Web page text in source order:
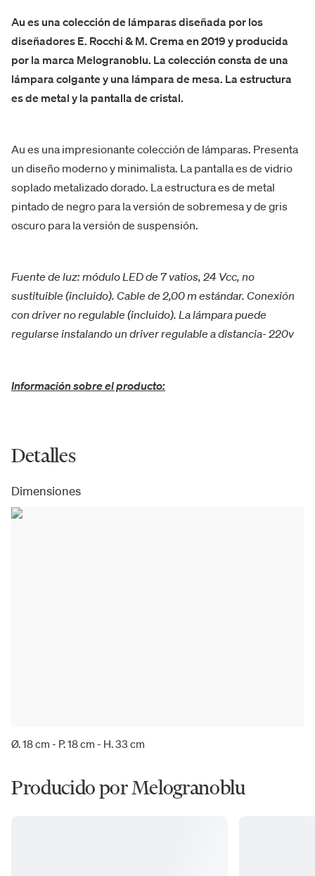
Au es una colección de lámparas diseñada por los
diseñadores E. Rocchi & M. Crema en 2019 y producida
por la marca Melogranoblu. La colección consta de una
lámpara colgante y una lámpara de mesa. La estructura
es de metal y la pantalla de cristal.
Au es una impresionante colección de lámparas. Presenta
un diseño moderno y minimalista. La pantalla es de vidrio
soplado metalizado dorado. La estructura es de metal
pintado de negro para la versión de sobremesa y de gris
oscuro para la versión de suspensión.
Fuente de luz: módulo LED de 7 vatios, 24 Vcc, no
sustituible (incluido). Cable de 2,00 m estándar. Conexión
con driver no regulable (incluido). La lámpara puede
regularse instalando un driver regulable a distancia-220v
Información sobre el producto:
Detalles
Dimensiones
Ø. 18 cm - P. 18 cm - H. 33 cm
Producido por Melogranoblu